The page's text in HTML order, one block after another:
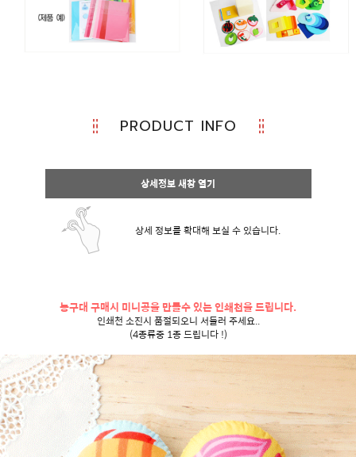
PRODUCT INFO
상세정보 새창 열기
상세 정보를 확대해 보실 수 있습니다.
농구대 구매시 미니공을 만들수 있는 인쇄천을 드립니다.
인쇄천 소진시 품절되오니 서둘러 주세요..
(4종류중 1종 드립니다 !)